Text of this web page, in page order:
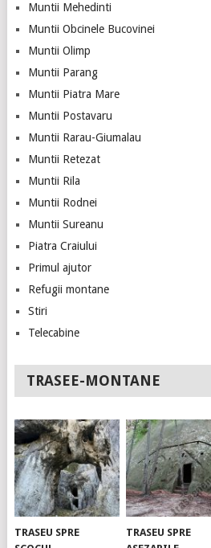
Muntii Mehedinti
Muntii Obcinele Bucovinei
Muntii Olimp
Muntii Parang
Muntii Piatra Mare
Muntii Postavaru
Muntii Rarau-Giumalau
Muntii Retezat
Muntii Rila
Muntii Rodnei
Muntii Sureanu
Piatra Craiului
Primul ajutor
Refugii montane
Stiri
Telecabine
TRASEE-MONTANE
TRASEU SPRE
TRASEU SPRE